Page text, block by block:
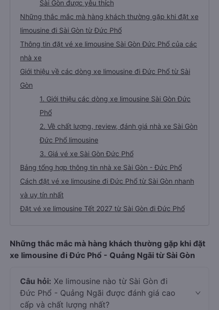
Sài Gòn được yêu thích
Những thắc mắc mà hàng khách thường gặp khi đặt xe
limousine đi Sài Gòn từ Đức Phổ
Thông tin đặt vé xe limousine Sài Gòn Đức Phổ của các
nhà xe
Giới thiệu về các dòng xe limousine đi Đức Phổ từ Sài
Gòn
1. Giới thiệu các dòng xe limousine Sài Gòn Đức
Phổ
2. Về chất lượng, review, đánh giá nhà xe Sài Gòn
Đức Phổ limousine
3. Giá vé xe Sài Gòn Đức Phổ
Bảng tổng hợp thông tin nhà xe Sài Gòn - Đức Phổ
Cách đặt vé xe limousine đi Đức Phổ từ Sài Gòn nhanh
và uy tín nhất
Đặt vé xe limousine Tết 2027 từ Sài Gòn đi Đức Phổ
Những thắc mắc mà hàng khách thường gặp khi đặt
xe limousine đi Đức Phổ - Quảng Ngãi từ Sài Gòn
Câu hỏi: Xe limousine nào từ Sài Gòn đi
Đức Phổ - Quảng Ngãi được đánh giá cao
cấp và chất lượng nhất?